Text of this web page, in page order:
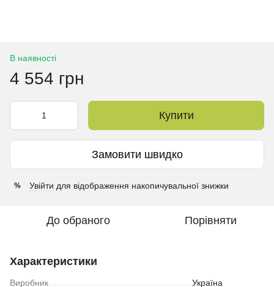
В наявності
4 554 грн
Купити
Замовити швидко
% Увійти для відображення накопичувальної знижки
До обраного Порівняти
Характеристики
Виробник Україна